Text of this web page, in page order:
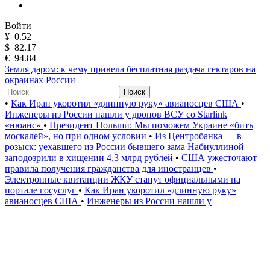
Войти
¥ 0.52
$ 82.17
€ 94.84
Земля даром: к чему привела бесплатная раздача гектаров на
окраинах России
Поиск
• Как Иран укоротил «длинную руку» авианосцев США •
Инженеры из России нашли у дронов ВСУ со Starlink
«нюанс» • Президент Польши: Мы поможем Украине «бить
москалей», но при одном условии • Из Центробанка — в
розыск: уехавшего из России бывшего зама Набиуллиной
заподозрили в хищении 4,3 млрд рублей • США ужесточают
правила получения гражданства для иностранцев •
Электронные квитанции ЖКУ станут официальными на
портале госуслуг • Как Иран укоротил «длинную руку»
авианосцев США • Инженеры из России нашли у